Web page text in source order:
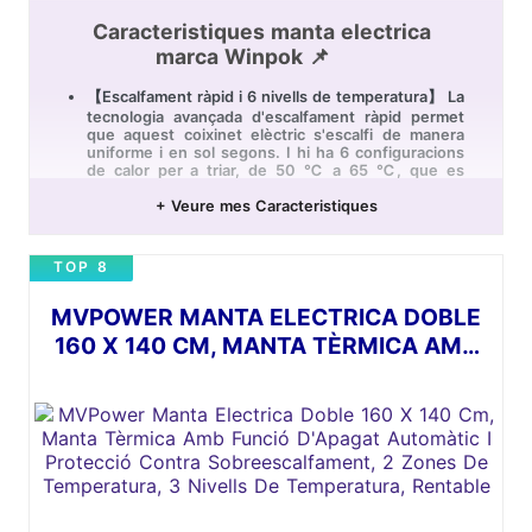
Caracteristiques manta electrica
marca Winpok 📌
【Escalfament ràpid i 6 nivells de temperatura】 La
tecnologia avançada d'escalfament ràpid permet
que aquest coixinet elèctric s'escalfi de manera
uniforme i en sol segons. I hi ha 6 configuracions
de calor per a triar, de 50 ℃ a 65 ℃, que es
lliscant que és fàcil d'operar.
tèrmic flexible per a alleujar el dolor mesura 30 cm
per 60 cm amb un cable de 230 cm de llarg, per la
del seu cos, com a coll, esquena, espatlles,
estómac, cames, o fins i tot els teus peus. Avís:
NO se sent sobre aquest coixinet tèrmic.
franel·la de pelfa agradable per a la pell per a un
excel·lent aïllament i es pot rentar a màquina.
Suau, transpirable, inodor i fàcil de cuidar. Avís:
asseguri's de llevar el cable elèctric abans de
netejar i rentar amb aigua per sota de 30 ℃.
+ Veure mes Caracteristiques
MVPOWER MANTA ELECTRICA DOBLE
160 X 140 CM, MANTA TÈRMICA AMB
PROTECCIÓ CONTRA
SOBREESCALFAMENT, 2 ZONES DE
TEMPERATURA, 3 NIVELLS DE
TEMPERATURA, RENTABLE
TOP 8